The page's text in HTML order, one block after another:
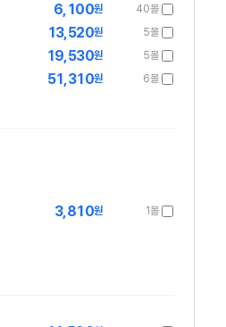
40몰
6,100원
5몰
13,520원
5몰
19,530원
6몰
51,310원
1몰
3,810원